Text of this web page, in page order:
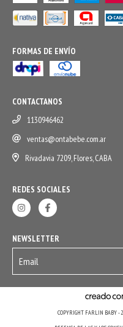
FORMAS DE ENVÍO
CONTACTANOS
1130946462
ventas@ontabebe.com.ar
Rivadavia 7209, Flores, CABA
REDES SOCIALES
NEWSLETTER
COPYRIGHT FARLIN BABY -